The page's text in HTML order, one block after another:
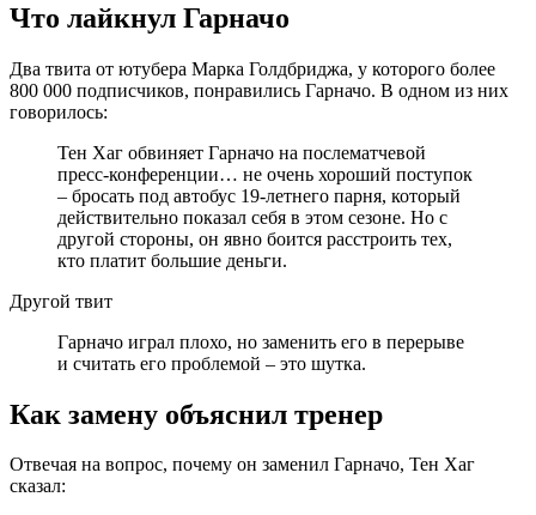
Что лайкнул Гарначо
Два твита от ютубера Марка Голдбриджа, у которого более
800 000 подписчиков, понравились Гарначо. В одном из них
говорилось:
Тен Хаг обвиняет Гарначо на послематчевой
пресс-конференции… не очень хороший поступок
– бросать под автобус 19-летнего парня, который
действительно показал себя в этом сезоне. Но с
другой стороны, он явно боится расстроить тех,
кто платит большие деньги.
Другой твит
Гарначо играл плохо, но заменить его в перерыве
и считать его проблемой – это шутка.
Как замену объяснил тренер
Отвечая на вопрос, почему он заменил Гарначо, Тен Хаг
сказал: